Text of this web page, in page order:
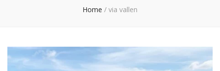
Home / via vallen